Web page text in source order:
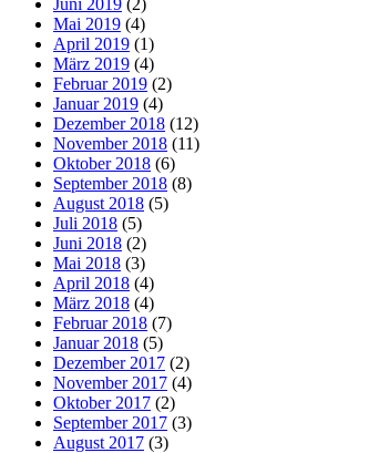
Mai 2019 (4)
April 2019 (1)
März 2019 (4)
Februar 2019 (2)
Januar 2019 (4)
Dezember 2018 (12)
November 2018 (11)
Oktober 2018 (6)
September 2018 (8)
August 2018 (5)
Juli 2018 (5)
Juni 2018 (2)
Mai 2018 (3)
April 2018 (4)
März 2018 (4)
Februar 2018 (7)
Januar 2018 (5)
Dezember 2017 (2)
November 2017 (4)
Oktober 2017 (2)
September 2017 (3)
August 2017 (3)